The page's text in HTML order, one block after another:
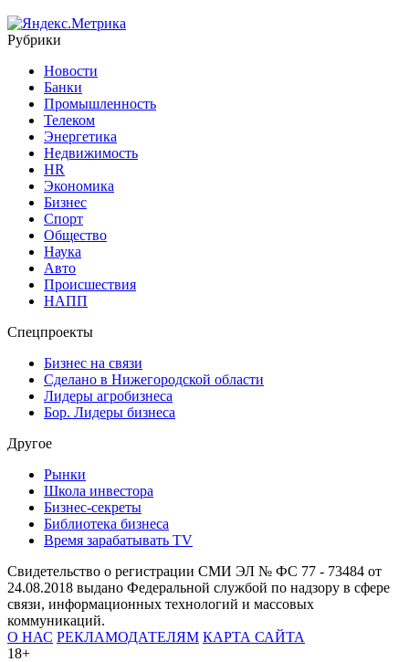
Рубрики
Новости
Банки
Промышленность
Телеком
Энергетика
Недвижимость
HR
Экономика
Бизнес
Спорт
Общество
Наука
Авто
Происшествия
НАПП
Спецпроекты
Бизнес на связи
Сделано в Нижегородской области
Лидеры агробизнеса
Бор. Лидеры бизнеса
Другое
Рынки
Школа инвестора
Бизнес-секреты
Библиотека бизнеса
Время зарабатывать TV
Свидетельство о регистрации СМИ ЭЛ № ФС 77 - 73484 от
24.08.2018 выдано Федеральной службой по надзору в сфере
связи, информационных технологий и массовых
коммуникаций.
О НАС РЕКЛАМОДАТЕЛЯМ КАРТА САЙТА
18+